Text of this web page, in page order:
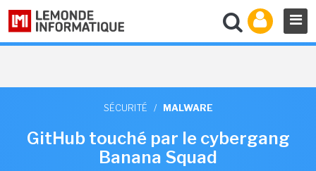
SÉCURITÉ / MALWARE
GitHub touché par le cybergang
Banana Squad